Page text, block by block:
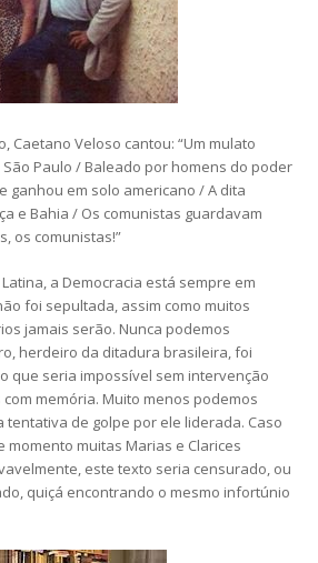
Caetano Veloso cantou: “Um mulato
Paulo / Baleado por homens do poder
ganhou em solo americano / A dita
e Bahia / Os comunistas guardavam
os comunistas!”
a Democracia está sempre em
foi sepultada, assim como muitos
jamais serão. Nunca podemos
herdeiro da ditadura brasileira, foi
que seria impossível sem intervenção
memória. Muito menos podemos
tentativa de golpe por ele liderada. Caso
muitas Marias e Clarices
este texto seria censurado, ou
quiçá encontrando o mesmo infortúnio